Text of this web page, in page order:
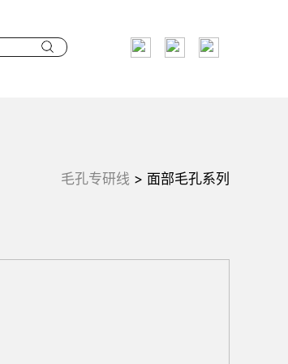
毛孔专研线 > 面部毛孔系列